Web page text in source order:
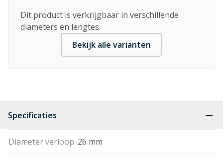
Dit product is verkrijgbaar in verschillende
diameters en lengtes.
Bekijk alle varianten
Specificaties
Diameter verloop 26 mm